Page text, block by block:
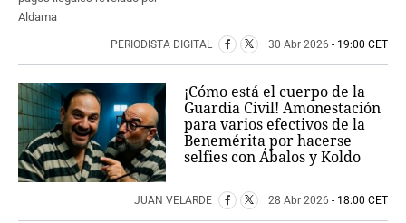
PERIODISTA DIGITAL 30 Abr 2026 - 19:00 CET
¡Cómo está el cuerpo de la
Guardia Civil! Amonestación
para varios efectivos de la
Benemérita por hacerse
selfies con Ábalos y Koldo
JUAN VELARDE 28 Abr 2026 - 18:00 CET